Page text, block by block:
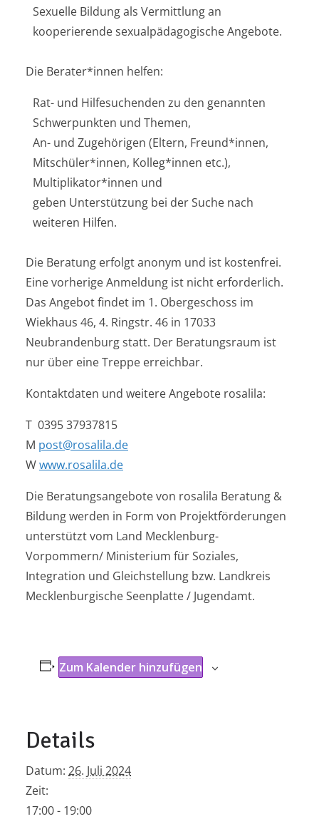
Sexuelle Bildung als Vermittlung an
kooperierende sexualpädagogische Angebote.
Die Berater*innen helfen:
Rat- und Hilfesuchenden zu den genannten
Schwerpunkten und Themen,
An- und Zugehörigen (Eltern, Freund*innen,
Mitschüler*innen, Kolleg*innen etc.),
Multiplikator*innen und
geben Unterstützung bei der Suche nach
weiteren Hilfen.
Die Beratung erfolgt anonym und ist kostenfrei.
Eine vorherige Anmeldung ist nicht erforderlich.
Das Angebot findet im 1. Obergeschoss im
Wiekhaus 46, 4. Ringstr. 46 in 17033
Neubrandenburg statt. Der Beratungsraum ist
nur über eine Treppe erreichbar.
Kontaktdaten und weitere Angebote rosalila:
T 0395 37937815
M post@rosalila.de
Wwww.rosalila.de
Die Beratungsangebote von rosalila Beratung &
Bildung werden in Form von Projektförderungen
unterstützt vom Land Mecklenburg-
Vorpommern/ Ministerium für Soziales,
Integration und Gleichstellung bzw. Landkreis
Mecklenburgische Seenplatte / Jugendamt.
Zum Kalender hinzufügen
Details
Datum: 26. Juli 2024
Zeit:
17:00 - 19:00